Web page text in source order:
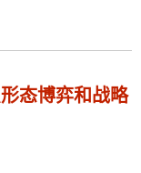
态博弈和战略